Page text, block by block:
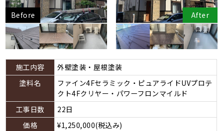
Before After
施工内容
外壁塗装・屋根塗装
塗料名
ファイン4Fセラミック・ピュアライドUVプロテ
クト4Fクリヤー・パワーフロンマイルド
工事日数
22日
価格
¥1,250,000(税込み)